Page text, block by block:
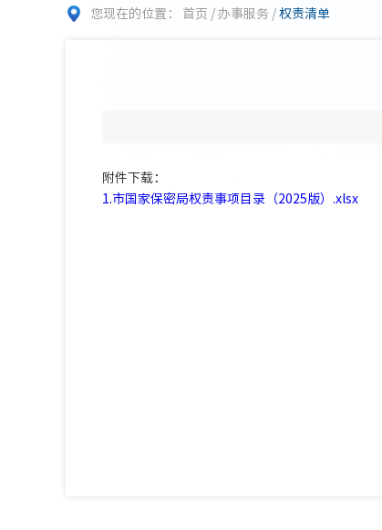
您现在的位置： 首页 /办事服务 /权责清单
附件下载：
1.市国家保密局权责事项目录（2025版）.xlsx